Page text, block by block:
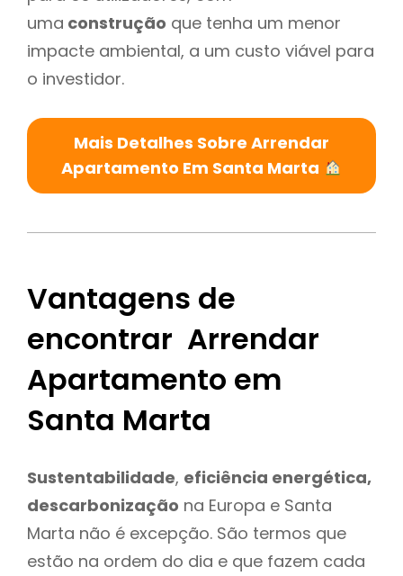
uma construção que tenha um menor
impacte ambiental, a um custo viável para
o investidor.
Mais Detalhes Sobre Arrendar
Apartamento Em Santa Marta
Vantagens de
encontrar Arrendar
Apartamento em
Santa Marta
Sustentabilidade, eficiência energética,
descarbonização na Europa e Santa
Marta não é excepção. São termos que
estão na ordem do dia e que fazem cada